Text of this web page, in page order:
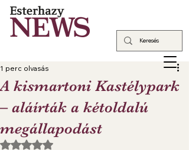
A kismartoni Kastélypark
– aláírták a kétoldalú
megállapodást
1 perc olvasás
NaN csillagot kapott az 5-ből.